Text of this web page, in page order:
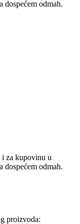
dospećem odmah.
i za kupovinu u
dospećem odmah.
proizvoda: